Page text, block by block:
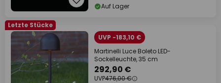
Auf Lager
Letzte Stücke
UVP -183,10 €
Martinelli Luce Boleto LED-
Sockelleuchte, 35 cm
292,90 €
UVP476,00 €